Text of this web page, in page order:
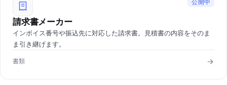
公開中
請求書メーカー
インボイス番号や振込先に対応した請求書。見積書の内容をそのま
ま引き継げます。
書類